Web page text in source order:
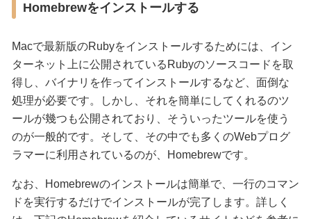
Homebrewをインストールする
Macで最新版のRubyをインストールするためには、イン
ターネット上に公開されているRubyのソースコードを取
得し、バイナリを作ってインストールするなど、面倒な
処理が必要です。しかし、それを簡単にしてくれるのツ
ールが幾つも公開されており、そういったツールを使う
のが一般的です。そして、その中でも多くのWebプログ
ラマーに利用されているのが、Homebrewです。
なお、Homebrewのインストールは簡単で、一行のコマン
ドを実行するだけでインストールが完了します。詳しく